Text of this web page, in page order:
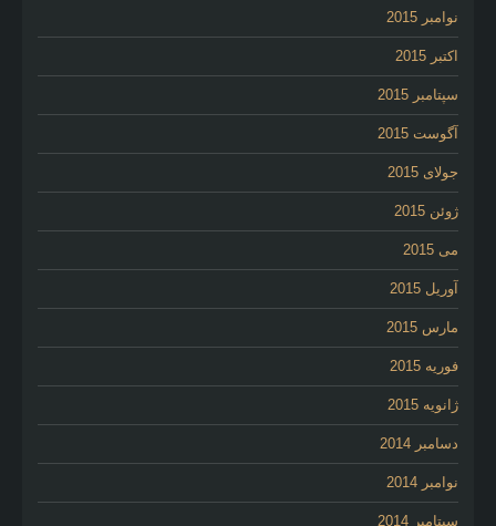
نوامبر 2015
اکتبر 2015
سپتامبر 2015
آگوست 2015
جولای 2015
ژوئن 2015
می 2015
آوریل 2015
مارس 2015
فوریه 2015
ژانویه 2015
دسامبر 2014
نوامبر 2014
سپتامبر 2014